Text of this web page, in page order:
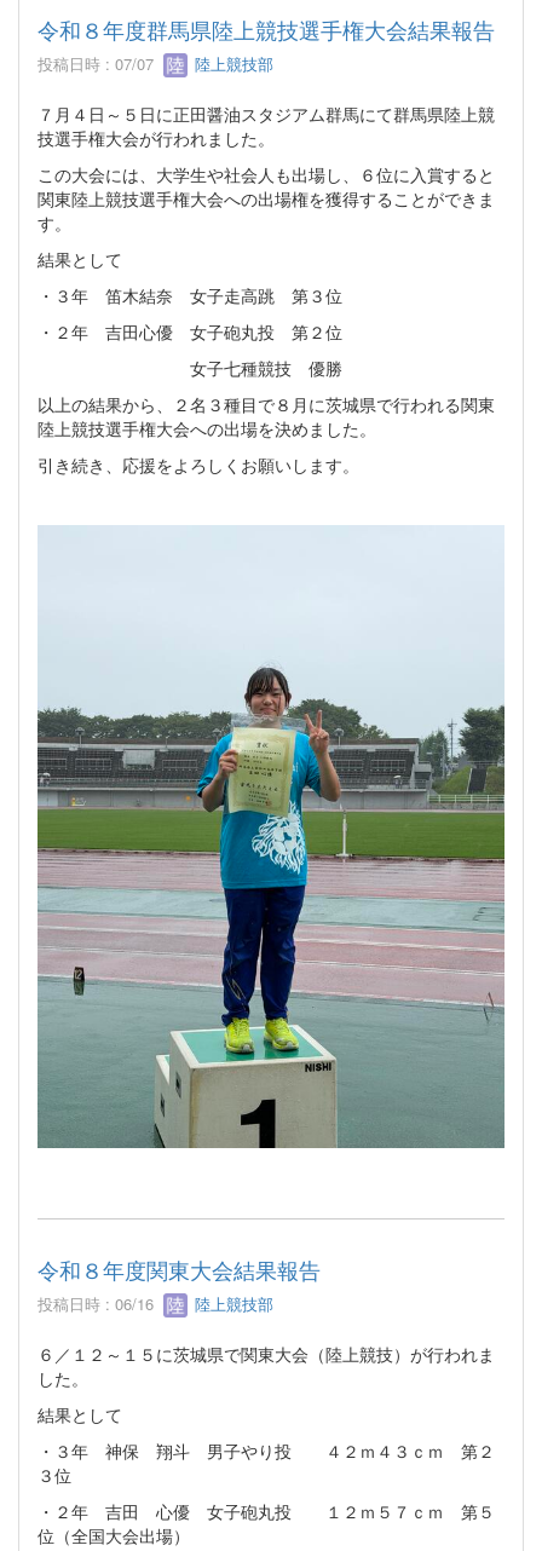
令和８年度群馬県陸上競技選手権大会結果報告
投稿日時 : 07/07 陸上競技部
７月４日～５日に正田醤油スタジアム群馬にて群馬県陸上競
技選手権大会が行われました。
この大会には、大学生や社会人も出場し、６位に入賞すると
関東陸上競技選手権大会への出場権を獲得することができま
す。
結果として
・３年 笛木結奈 女子走高跳 第３位
・２年 吉田心優 女子砲丸投 第２位
女子七種競技 優勝
以上の結果から、２名３種目で８月に茨城県で行われる関東
陸上競技選手権大会への出場を決めました。
引き続き、応援をよろしくお願いします。
令和８年度関東大会結果報告
投稿日時 : 06/16 陸上競技部
６／１２～１５に茨城県で関東大会（陸上競技）が行われま
した。
結果として
・３年 神保 翔斗 男子やり投 ４２ｍ４３ｃｍ 第２
３位
・２年 吉田 心優 女子砲丸投 １２ｍ５７ｃｍ 第５
位（全国大会出場）